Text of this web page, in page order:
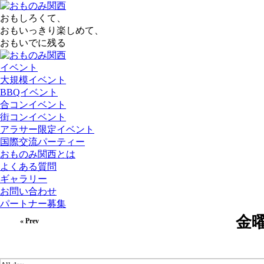
おもしろくて、
おもいっきり楽しめて、
おもいでに残る
イベント
大規模イベント
BBQイベント
合コンイベント
街コンイベント
アラサー限定イベント
国際交流パーティー
おものみ関西とは
よくある質問
ギャラリー
お問い合わせ
パートナー募集
金
« Prev